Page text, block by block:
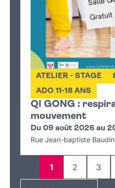
QI GONG :
mouvement
ATELIER - STAGE
ADO 11-18 ANS
Du 09 août 2026 au
Rue Jean-baptiste
Page
1
Page
2
Page
3